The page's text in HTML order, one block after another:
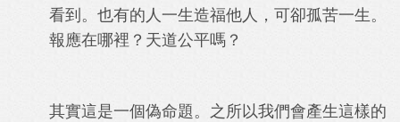
看到。也有的人一生造福他人，可卻孤苦一生。
報應在哪裡？天道公平嗎？
其實這是一個偽命題。之所以我們會產生這樣的